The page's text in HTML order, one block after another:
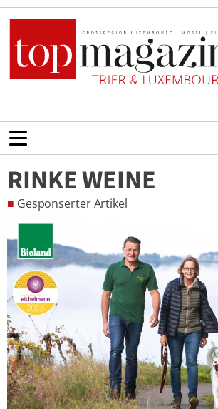
RINKE WEINE
■ Gesponserter Artikel